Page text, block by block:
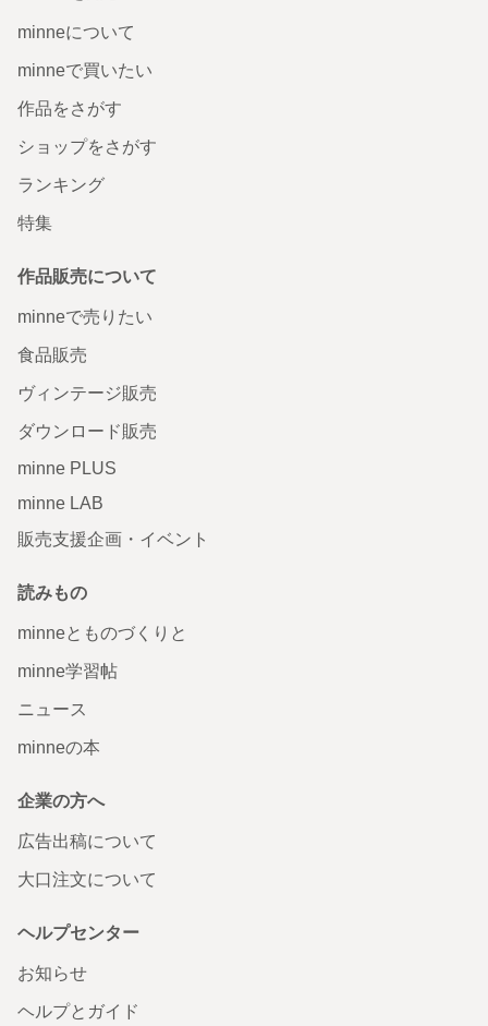
minneについて
minneで買いたい
作品をさがす
ショップをさがす
ランキング
特集
作品販売について
minneで売りたい
食品販売
ヴィンテージ販売
ダウンロード販売
minne PLUS
minne LAB
販売支援企画・イベント
読みもの
minneとものづくりと
minne学習帖
ニュース
minneの本
企業の方へ
広告出稿について
大口注文について
ヘルプセンター
お知らせ
ヘルプとガイド